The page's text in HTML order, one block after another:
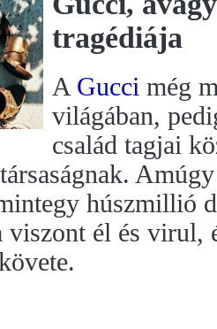
tragédiája
A Gucci még
világában,
család tagjai
húszmillió
viszont él és virul,